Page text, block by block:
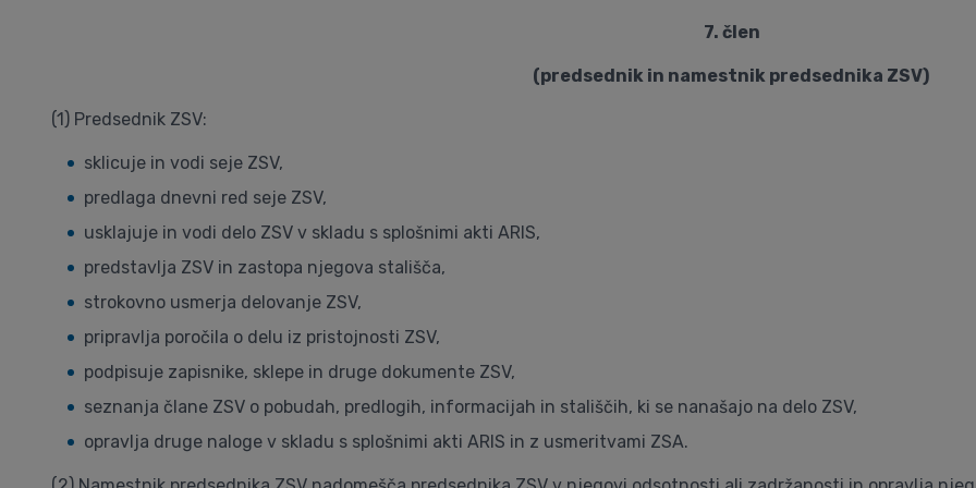
7. člen
(predsednik in namestnik predsednika ZSV)
(1) Predsednik ZSV:
sklicuje in vodi seje ZSV,
predlaga dnevni red seje ZSV,
usklajuje in vodi delo ZSV v skladu s splošnimi akti ARIS,
predstavlja ZSV in zastopa njegova stališča,
strokovno usmerja delovanje ZSV,
pripravlja poročila o delu iz pristojnosti ZSV,
podpisuje zapisnike, sklepe in druge dokumente ZSV,
seznanja člane ZSV o pobudah, predlogih, informacijah in stališčih, ki se nanašajo na delo ZSV,
opravlja druge naloge v skladu s splošnimi akti ARIS in z usmeritvami ZSA.